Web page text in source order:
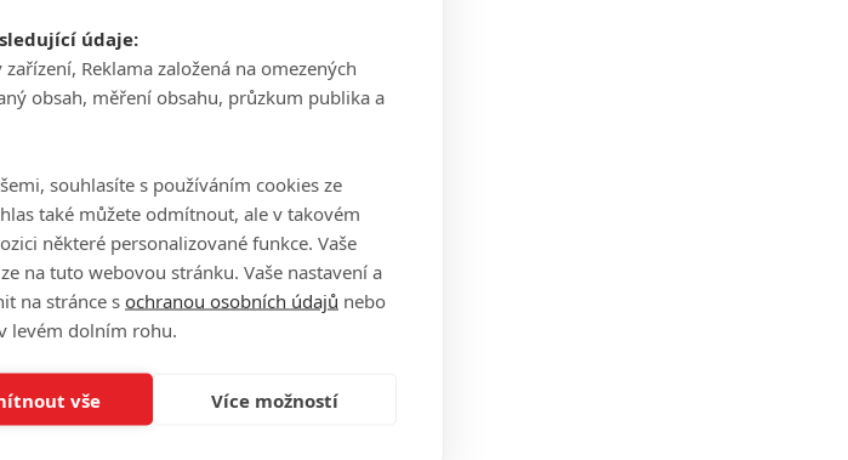
by vzniknout
Maggie
série nabírá
0
postava z komiksové
údaje:
Reklama založená na omezených
obsah, měření obsahu, průzkum publika a
souhlasíte s používáním cookies ze
také můžete odmítnout, ale v takovém
některé personalizované funkce. Vaše
na tuto webovou stránku. Vaše nastavení a
na stránce s ochranou osobních údajů nebo
levém dolním rohu.
vše Více možností